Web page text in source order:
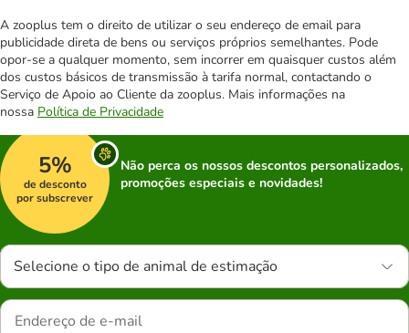
A zooplus tem o direito de utilizar o seu endereço de email para
publicidade direta de bens ou serviços próprios semelhantes. Pode
opor-se a qualquer momento, sem incorrer em quaisquer custos além
dos custos básicos de transmissão à tarifa normal, contactando o
Serviço de Apoio ao Cliente da zooplus. Mais informações na
nossa Política de Privacidade
5%
de desconto
por subscrever
Não perca os nossos descontos personalizados,
promoções especiais e novidades!
Selecione o tipo de animal de estimação